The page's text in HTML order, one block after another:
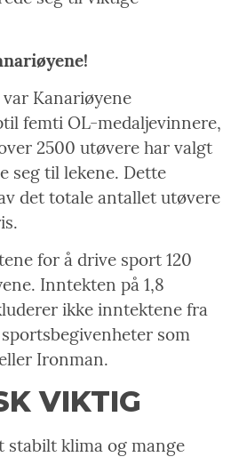
Kanariøyene
femti OL-medaljevinnere,
2500 utøvere har valgt
seg til lekene. Dette
det totale antallet utøvere
for å drive sport 120
Inntekten på 1,8
ikke inntektene fra
som
Ironman.
VIKTIG
stabilt klima og mange